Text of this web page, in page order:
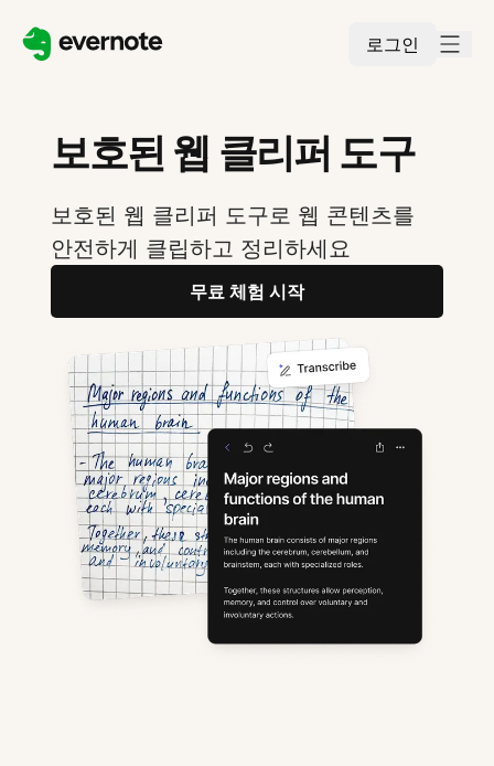
로그인
보호된 웹 클리퍼 도구
보호된 웹 클리퍼 도구로 웹 콘텐츠를
안전하게 클립하고 정리하세요
무료 체험 시작